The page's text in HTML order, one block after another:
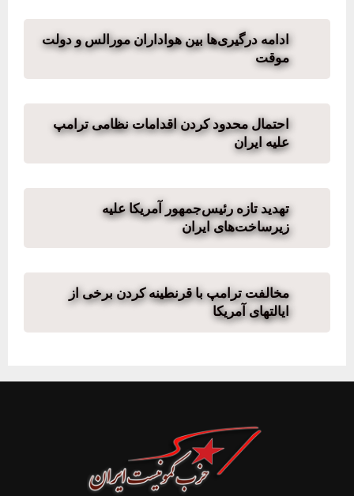
ادامه درگیری‌ها بین هواداران مورالس و دولت
موقت
احتمال محدود کردن اقدامات نظامی ترامپ
علیه ایران
تهدید تازه رئیس‌جمهور آمریکا علیه
زیرساخت‌های ایران
مخالفت ترامپ با قرنطینه کردن برخی از
ایالتهای آمریکا